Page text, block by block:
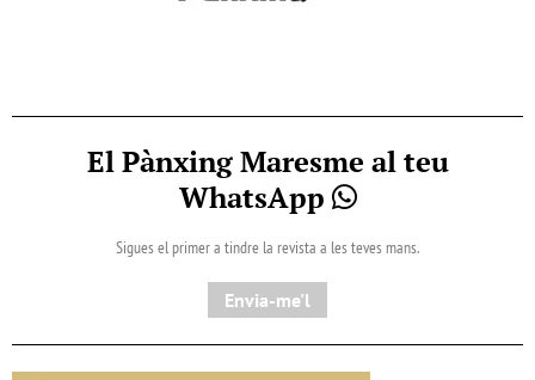
El Pànxing Maresme al teu
WhatsApp
Sigues el primer a tindre la revista a les teves mans.
Envia-me'l